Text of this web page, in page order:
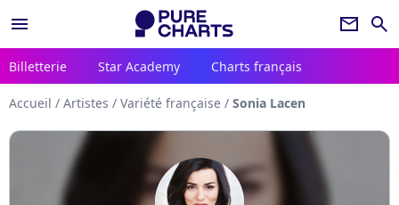
menu newsletter search
Billetterie Star Academy Charts français
Accueil / Artistes / Variété française / Sonia Lacen